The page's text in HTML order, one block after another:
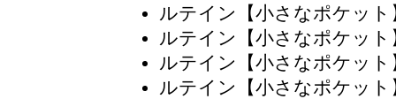
ルテイン【小さなポケッ
ルテイン【小さなポケッ
ルテイン【小さなポケッ
ルテイン【小さなポケッ